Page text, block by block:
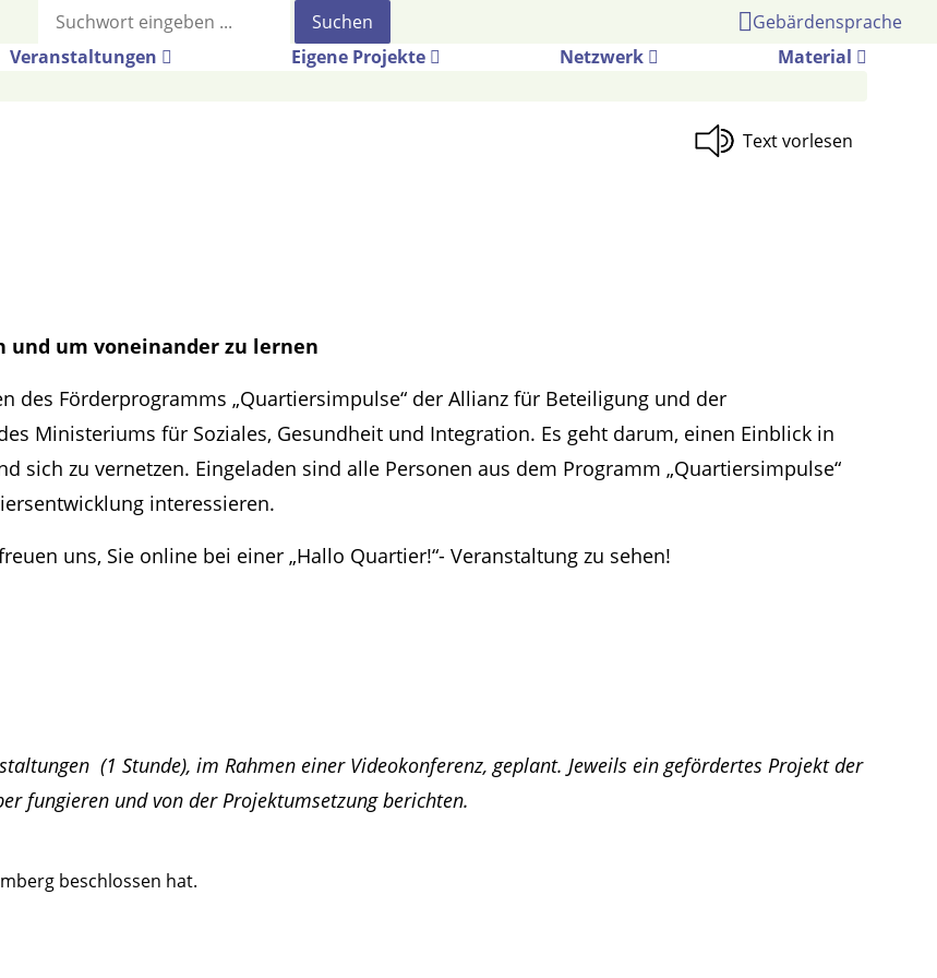
Suche
Gebärdensprache
Veranstaltungen Eigene Projekte Netzwerk Material
und um voneinander zu lernen
des Förderprogramms „Quartiersimpulse“ der Allianz für Beteiligung und der
Ministeriums für Soziales, Gesundheit und Integration. Es geht darum, einen Einblick in
sich zu vernetzen. Eingeladen sind alle Personen aus dem Programm „Quartiersimpulse“
interessieren.
uns, Sie online bei einer „Hallo Quartier!“- Veranstaltung zu sehen!
(1 Stunde), im Rahmen einer Videokonferenz, geplant. Jeweils ein gefördertes Projekt der
fungieren und von der Projektumsetzungberichten.
beschlossen hat.